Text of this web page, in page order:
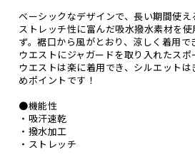
ベーシックなデザインで、長い期間使え
ストレッチ性に富んだ吸水撥水素材を
ず。裾口から風がとおり、涼しく着用で
ウエストにジャガードを取り入れたスポ
ウエストは楽に着用でき、シルエット
めポイントです！
●機能性
・吸汗速乾
・撥水加工
・ストレッチ